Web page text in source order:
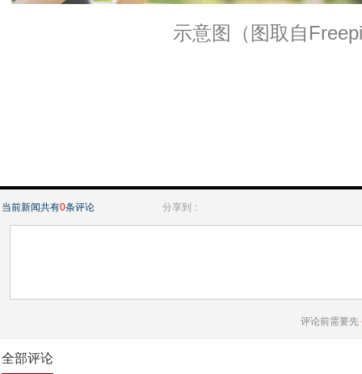
示意图（图取自
当前新闻共有0条评论 分享到：
评论前需要先
全部评论